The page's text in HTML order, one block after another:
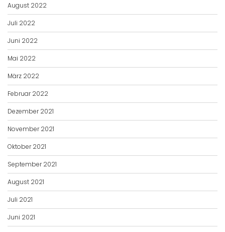
August 2022
Juli 2022
Juni 2022
Mai 2022
März 2022
Februar 2022
Dezember 2021
November 2021
Oktober 2021
September 2021
August 2021
Juli 2021
Juni 2021